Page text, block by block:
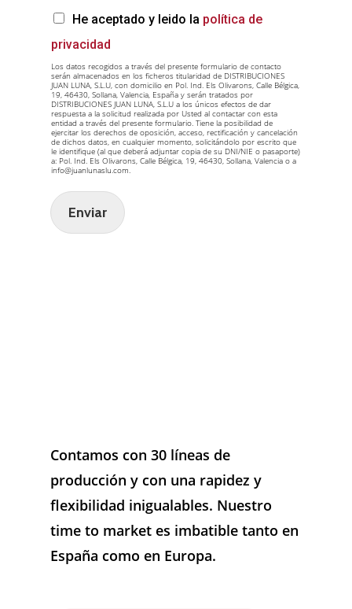
He aceptado y leido la política de
privacidad
Los datos recogidos a través del presente formulario de contacto
serán almacenados en los ficheros titularidad de DISTRIBUCIONES
JUAN LUNA, S.L.U, con domicilio en Pol. Ind. Els Olivarons, Calle Bélgica,
19, 46430, Sollana, Valencia, España y serán tratados por
DISTRIBUCIONES JUAN LUNA, S.L.U a los únicos efectos de dar
respuesta a la solicitud realizada por Usted al contactar con esta
entidad a través del presente formulario. Tiene la posibilidad de
ejercitar los derechos de oposición, acceso, rectificación y cancelación
de dichos datos, en cualquier momento, solicitándolo por escrito que
le identifique (al que deberá adjuntar copia de su DNI/NIE o pasaporte)
a: Pol. Ind. Els Olivarons, Calle Bélgica, 19, 46430, Sollana, Valencia o a
info@juanlunaslu.com.
Enviar
Contamos con 30 líneas de
producción y con una rapidez y
flexibilidad inigualables. Nuestro
time to market es imbatible tanto en
España como en Europa.